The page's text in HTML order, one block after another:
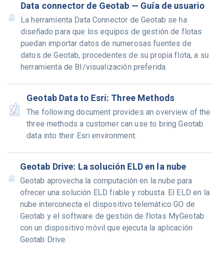
Data connector de Geotab — Guía de usuario
La herramienta Data Connector de Geotab se ha
diseñado para que los equipos de gestión de flotas
puedan importar datos de numerosas fuentes de
datos de Geotab, procedentes de su propia flota, a su
herramienta de BI/visualización preferida.
Geotab Data to Esri: Three Methods
The following document provides an overview of the
three methods a customer can use to bring Geotab
data into their Esri environment.
Geotab Drive: La solución ELD en la nube
Geotab aprovecha la computación en la nube para
ofrecer una solución ELD fiable y robusta. El ELD en la
nube interconecta el dispositivo telemático GO de
Geotab y el software de gestión de flotas MyGeotab
con un dispositivo móvil que ejecuta la aplicación
Geotab Drive.